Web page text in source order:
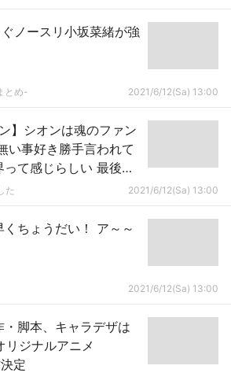
ノースリ小坂菜緒が強
とめ- 2021/6/12(Sa) 13:00
】シオンは魂のファン
い事好き勝手言われて
て感じらしい 最後に
から消えていなくな
た 2021/6/12(Sa) 13:00
ちょうだい！ ア～～
2021/6/12(Sa) 13:00
脚本、キャラデザは
ジナルアニメ
定